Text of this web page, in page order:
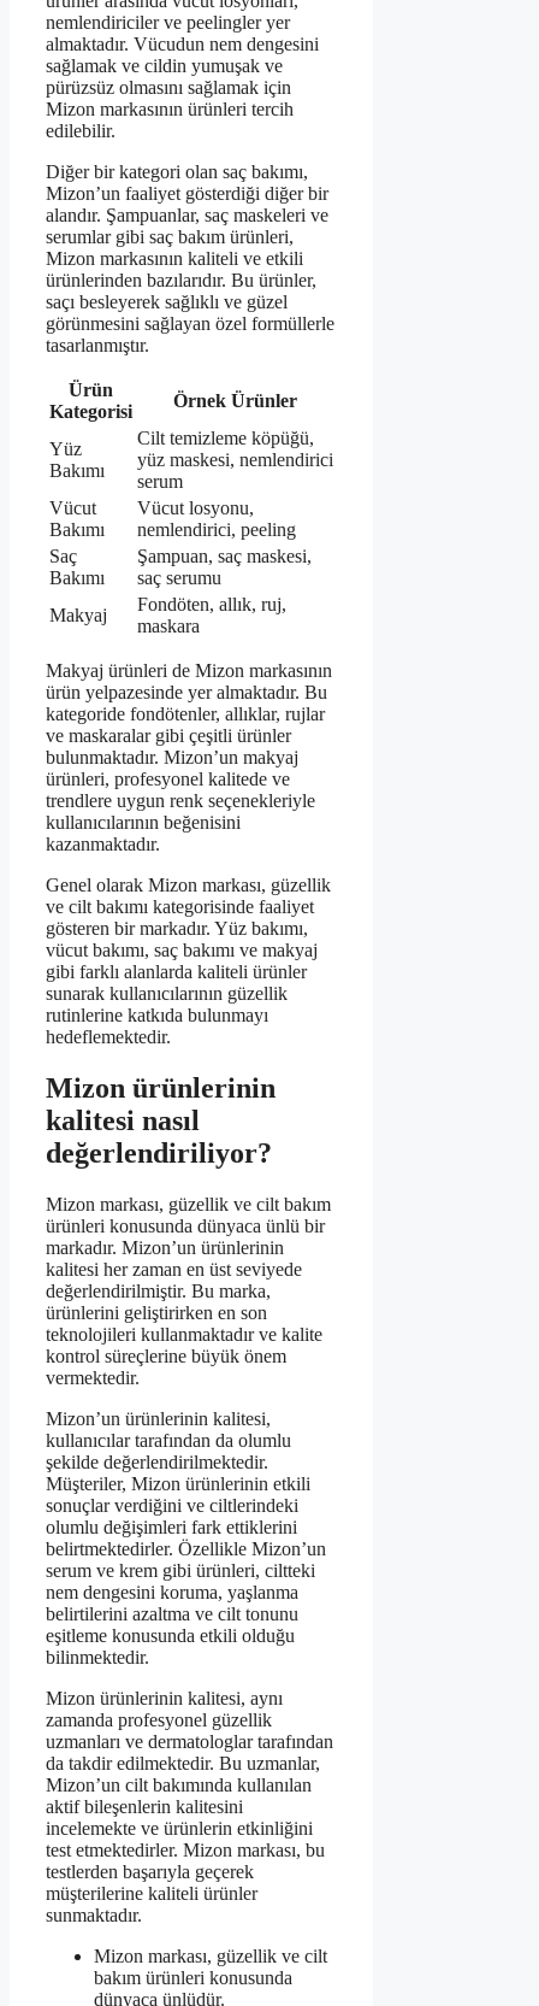
nemlendiriciler ve peelingler yer
almaktadır. Vücudun nem dengesini
sağlamak ve cildin yumuşak ve
pürüzsüz olmasını sağlamak için
Mizon markasının ürünleri tercih
edilebilir.
Diğer bir kategori olan saç bakımı,
Mizon’un faaliyet gösterdiği diğer bir
alandır. Şampuanlar, saç maskeleri ve
serumlar gibi saç bakım ürünleri,
Mizon markasının kaliteli ve etkili
ürünlerinden bazılarıdır. Bu ürünler,
saçı besleyerek sağlıklı ve güzel
görünmesini sağlayan özel formüllerle
tasarlanmıştır.
Ürün
Kategorisi
Örnek Ürünler
Yüz
Bakımı
Cilt temizleme köpüğü,
yüz maskesi, nemlendirici
serum
Vücut
Bakımı
Vücut losyonu,
nemlendirici, peeling
Saç
Bakımı
Şampuan, saç maskesi,
saç serumu
Makyaj
Fondöten, allık, ruj,
maskara
Makyaj ürünleri de Mizon markasının
ürün yelpazesinde yer almaktadır. Bu
kategoride fondötenler, allıklar, rujlar
ve maskaralar gibi çeşitli ürünler
bulunmaktadır. Mizon’un makyaj
ürünleri, profesyonel kalitede ve
trendlere uygun renk seçenekleriyle
kullanıcılarının beğenisini
kazanmaktadır.
Genel olarak Mizon markası, güzellik
ve cilt bakımı kategorisinde faaliyet
gösteren bir markadır. Yüz bakımı,
vücut bakımı, saç bakımı ve makyaj
gibi farklı alanlarda kaliteli ürünler
sunarak kullanıcılarının güzellik
rutinlerine katkıda bulunmayı
hedeflemektedir.
Mizon ürünlerinin
kalitesi nasıl
değerlendiriliyor?
Mizon markası, güzellik ve cilt bakım
ürünleri konusunda dünyaca ünlü bir
markadır. Mizon’un ürünlerinin
kalitesi her zaman en üst seviyede
değerlendirilmiştir. Bu marka,
ürünlerini geliştirirken en son
teknolojileri kullanmaktadır ve kalite
kontrol süreçlerine büyük önem
vermektedir.
Mizon’un ürünlerinin kalitesi,
kullanıcılar tarafından da olumlu
şekilde değerlendirilmektedir.
Müşteriler, Mizon ürünlerinin etkili
sonuçlar verdiğini ve ciltlerindeki
olumlu değişimleri fark ettiklerini
belirtmektedirler. Özellikle Mizon’un
serum ve krem gibi ürünleri, ciltteki
nem dengesini koruma, yaşlanma
belirtilerini azaltma ve cilt tonunu
eşitleme konusunda etkili olduğu
bilinmektedir.
Mizon ürünlerinin kalitesi, aynı
zamanda profesyonel güzellik
uzmanları ve dermatologlar tarafından
da takdir edilmektedir. Bu uzmanlar,
Mizon’un cilt bakımında kullanılan
aktif bileşenlerin kalitesini
incelemekte ve ürünlerin etkinliğini
test etmektedirler. Mizon markası, bu
testlerden başarıyla geçerek
müşterilerine kaliteli ürünler
sunmaktadır.
Mizon markası, güzellik ve cilt
bakım ürünleri konusunda
dünyaca ünlüdür.